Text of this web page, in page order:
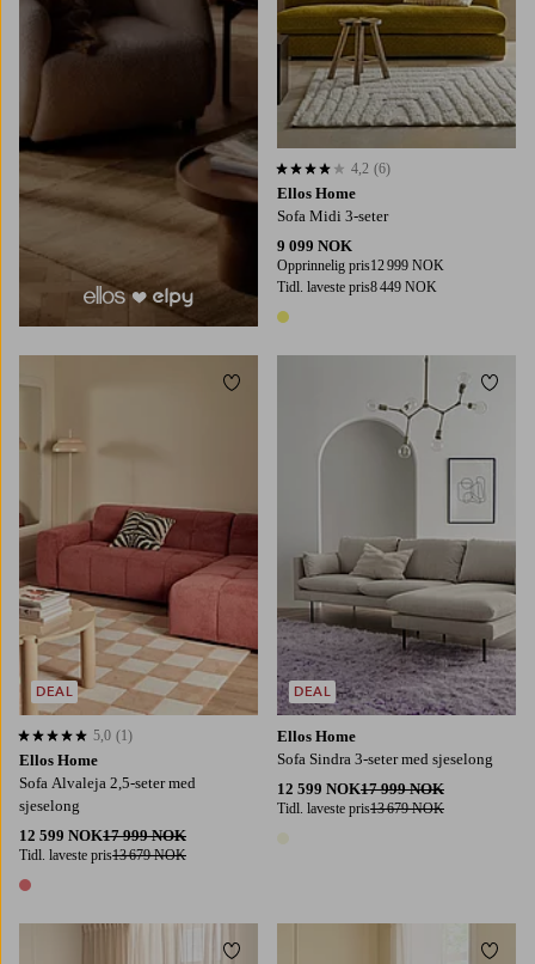
Ellos Home
Sofa Midi 3-seter
9 099 NOK
Opprinnelig pris12 999 NOK
Tidl. laveste pris8 449 NOK
1 farge
4,2 basert på 6 karaktergivninger
4,2 (6)
Ellos Home
Sofa Alvaleja 2,5-seter med
sjeselong
12 599 NOK17 999 NOK
Tidl. laveste pris13 679 NOK
1 farge
5,0 basert på 1 karaktergivninger
5,0 (1)
DEAL
Legg til favoritter
Ellos Home
Sofa Sindra 3-seter med sjeselong
12 599 NOK17 999 NOK
Tidl. laveste pris13 679 NOK
DEAL
Legg til favoritter